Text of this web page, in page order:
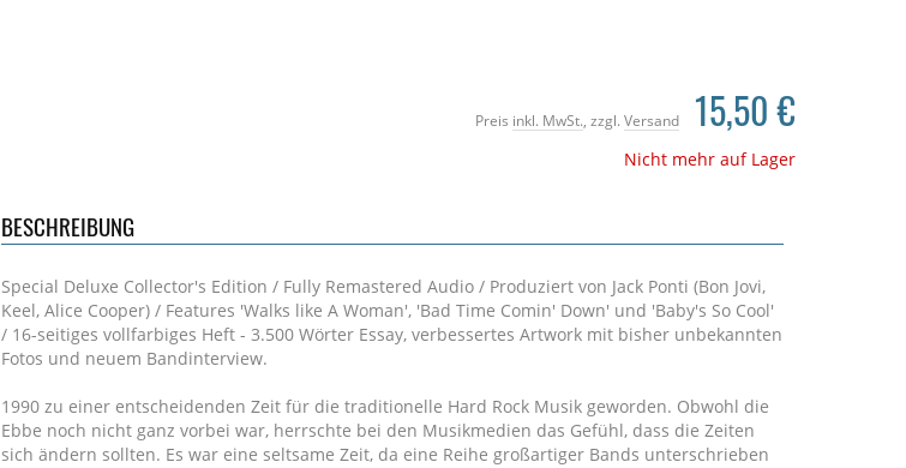
Preis inkl. MwSt. , zzgl. Versand 15,50 €
Nicht mehr auf Lager
BESCHREIBUNG
Special Deluxe Collector's Edition / Fully Remastered Audio / Produziert von Jack Ponti (Bon Jovi,
Keel, Alice Cooper) / Features 'Walks like A Woman', 'Bad Time Comin' Down' und 'Baby's So Cool'
/ 16-seitiges vollfarbiges Heft - 3.500 Wörter Essay, verbessertes Artwork mit bisher unbekannten
Fotos und neuem Bandinterview.
1990 zu einer entscheidenden Zeit für die traditionelle Hard Rock Musik geworden. Obwohl die
Ebbe noch nicht ganz vorbei war, herrschte bei den Musikmedien das Gefühl, dass die Zeiten
sich ändern sollten. Es war eine seltsame Zeit, da eine Reihe großartiger Bands unterschrieben